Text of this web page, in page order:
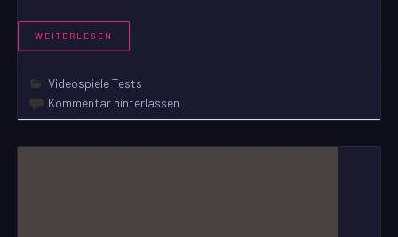
WEITERLESEN
Videospiele Tests
Kommentar hinterlassen